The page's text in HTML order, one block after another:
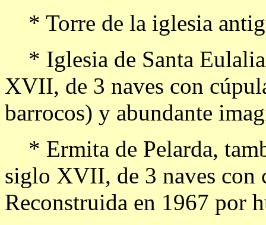
* Torre de la iglesia
* Iglesia de Santa
XVII, de 3 naves con
barrocos) y abundante
* Ermita de Pelarda,
siglo XVII, de 3 naves con
Reconstruida en 1967 por